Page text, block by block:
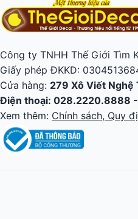
Công ty TNHH Thế Giới Tìm
Giấy phép ĐKKD:
Cửa hàng: 279 Xô Viết Nghệ
Điện thoại: 028.2220.8888
Xem thêm: Chính sách, Quy